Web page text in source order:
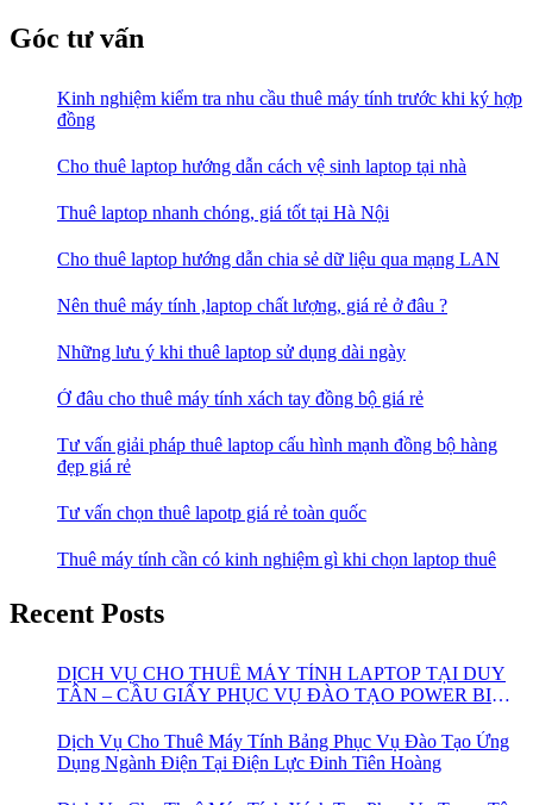
Góc tư vấn
Kinh nghiệm kiểm tra nhu cầu thuê máy tính trước khi ký hợp
đồng
Cho thuê laptop hướng dẫn cách vệ sinh laptop tại nhà
Thuê laptop nhanh chóng, giá tốt tại Hà Nội
Cho thuê laptop hướng dẫn chia sẻ dữ liệu qua mạng LAN
Nên thuê máy tính ,laptop chất lượng, giá rẻ ở đâu ?
Những lưu ý khi thuê laptop sử dụng dài ngày
Ở đâu cho thuê máy tính xách tay đồng bộ giá rẻ
Tư vấn giải pháp thuê laptop cấu hình mạnh đồng bộ hàng
đẹp giá rẻ
Tư vấn chọn thuê lapotp giá rẻ toàn quốc
Thuê máy tính cần có kinh nghiệm gì khi chọn laptop thuê
Recent Posts
DỊCH VỤ CHO THUÊ MÁY TÍNH LAPTOP TẠI DUY
TÂN – CẦU GIẤY PHỤC VỤ ĐÀO TẠO POWER BI
Dịch Vụ Cho Thuê Máy Tính Bảng Phục Vụ Đào Tạo Ứng
Dụng Ngành Điện Tại Điện Lực Đinh Tiên Hoàng